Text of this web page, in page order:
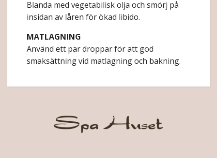
Blanda med vegetabilisk olja och smörj på
insidan av låren för ökad libido.
MATLAGNING
Använd ett par droppar för att god
smaksättning vid matlagning och bakning.